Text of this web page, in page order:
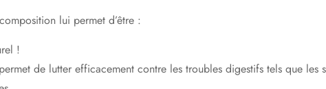
lui permet d’être :
!
de lutter efficacement contre les troubles digestifs tels que